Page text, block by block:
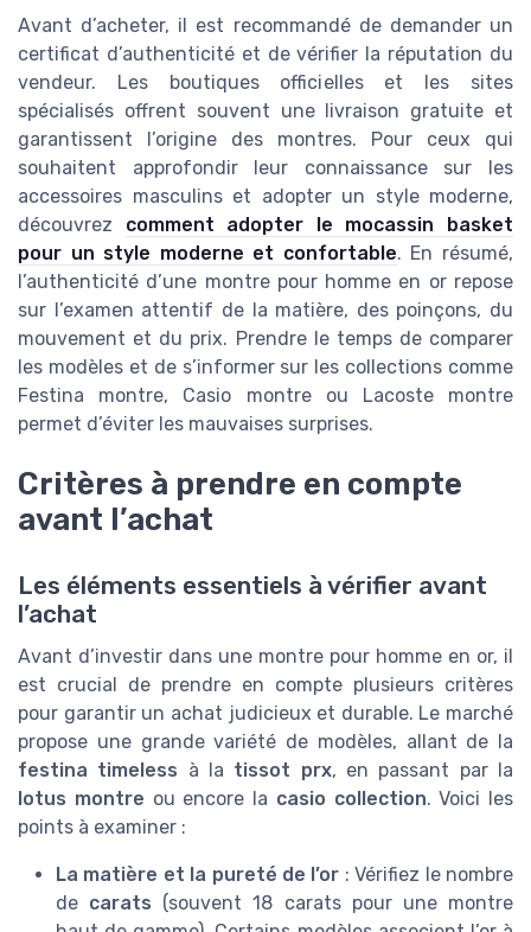
Avant d’acheter, il est recommandé de demander un
certificat d’authenticité et de vérifier la réputation du
vendeur. Les boutiques officielles et les sites
spécialisés offrent souvent une livraison gratuite et
garantissent l’origine des montres. Pour ceux qui
souhaitent approfondir leur connaissance sur les
accessoires masculins et adopter un style moderne,
découvrez comment adopter le mocassin basket
pour un style moderne et confortable. En résumé,
l’authenticité d’une montre pour homme en or repose
sur l’examen attentif de la matière, des poinçons, du
mouvement et du prix. Prendre le temps de comparer
les modèles et de s’informer sur les collections comme
Festina montre, Casio montre ou Lacoste montre
permet d’éviter les mauvaises surprises.
Critères à prendre en compte
avant l’achat
Les éléments essentiels à vérifier avant
l’achat
Avant d’investir dans une montre pour homme en or, il
est crucial de prendre en compte plusieurs critères
pour garantir un achat judicieux et durable. Le marché
propose une grande variété de modèles, allant de la
festina timeless à la tissot prx, en passant par la
lotus montre ou encore la casio collection. Voici les
points à examiner :
La matière et la pureté de l’or : Vérifiez le nombre
de carats (souvent 18 carats pour une montre